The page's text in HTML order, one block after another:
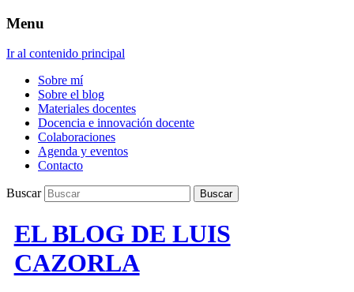
Menu
Ir al contenido principal
Sobre mí
Sobre el blog
Materiales docentes
Docencia e innovación docente
Colaboraciones
Agenda y eventos
Contacto
Buscar
EL BLOG DE LUIS
CAZORLA